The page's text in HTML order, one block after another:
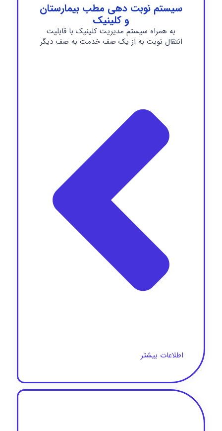
سیستم نوبت دهی مطب بیمارستان
و کلینیک
به همراه سیستم مدیریت کلینیک با قابلیت
انتقال نوبت به از یک صف خدمت به صف دیگر
اطلاعات بیشتر